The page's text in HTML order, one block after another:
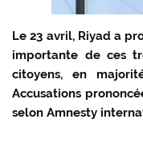
Le 23 avril, Riyad a
importante de ces
citoyens, en
Accusations
selon Amnesty